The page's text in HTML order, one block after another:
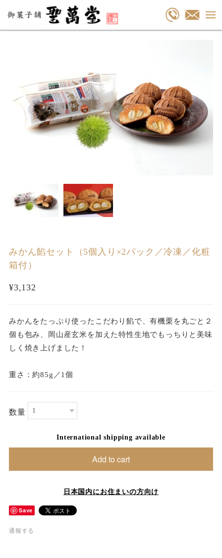
みかん餡セット（5個入り×2パック／冷凍／化粧
箱付）
¥3,132
みかんをたっぷり使ったこだわり餡で、有機栗を丸ごと２
個も包み、岡山産玄米を加えた特性生地でもっちりと美味
しく焼き上げました！
重さ：約85g／1個
数量
International shipping available
Add to cart
日本国内にお住まいの方向け
Save
通報する